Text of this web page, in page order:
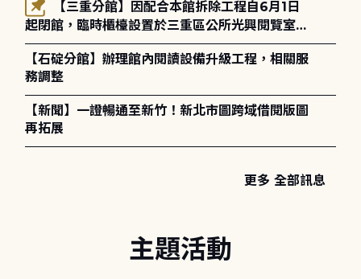
起閉館，臨時櫃檯設置於三重區公所光興閱覽室，
造成不便，敬請見諒。
【石碇分館】辦理館內閱讀設備升級工程，相關服
務調整
【新聞】一證暢通至新竹！新北市圖跨域借閱版圖
再拓展
更多 全部訊息
主題活動